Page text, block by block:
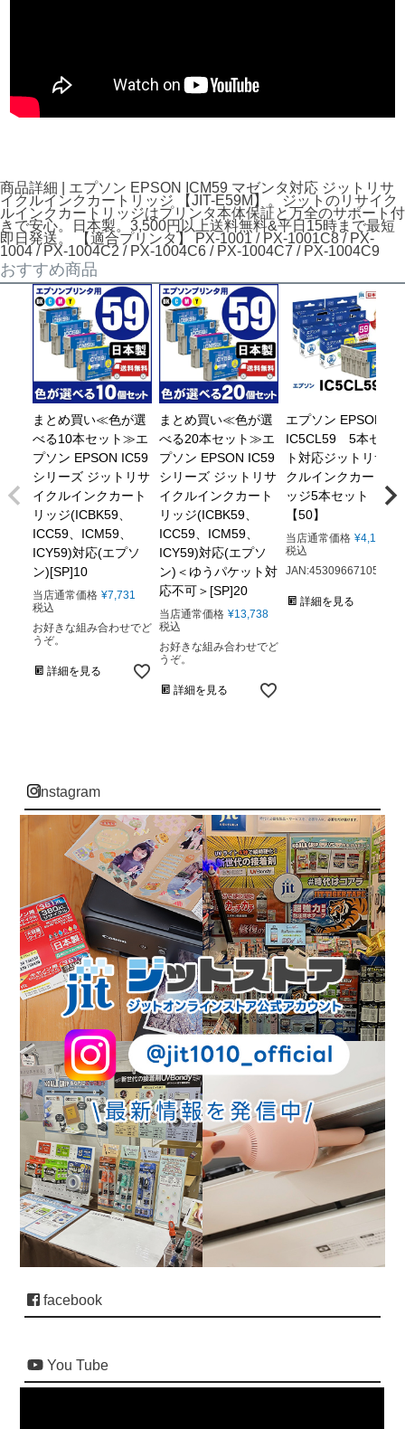
商品詳細 | エプソン EPSON ICM59 マゼンタ対応 ジットリサ
イクルインクカートリッジ 【JIT-E59M】。ジットのリサイク
ルインクカートリッジはプリンタ本体保証と万全のサポート付
きで安心。日本製。3,500円以上送料無料&平日15時まで最短
即日発送。 【適合プリンタ】 PX-1001 / PX-1001C8 / PX-
1004 / PX-1004C2 / PX-1004C6 / PX-1004C7 / PX-1004C9
おすすめ商品
まとめ買い≪色が選
べる10本セット≫エ
プソン EPSON IC59
シリーズ ジットリサ
イクルインクカート
リッジ(ICBK59、
ICC59、ICM59、
ICY59)対応(エプソ
ン)[SP]10
当店通常価格 ¥7,731
税込
お好きな組み合わせでど
うぞ。
詳細を見る
まとめ買い≪色が選
べる20本セット≫エ
プソン EPSON IC59
シリーズ ジットリサ
イクルインクカート
リッジ(ICBK59、
ICC59、ICM59、
ICY59)対応(エプソ
ン)＜ゆうパケット対
応不可＞[SP]20
当店通常価格 ¥13,738
税込
お好きな組み合わせでど
うぞ。
詳細を見る
エプソン EPSON
IC5CL59 5本セッ
ト対応ジットリサイ
クルインクカートリ
ッジ5本セット
【50】
当店通常価格 ¥4,169
税込
JAN:4530966710508
詳細を見る
instagram
facebook
You Tube